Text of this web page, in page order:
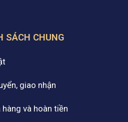
SÁCH CHUNG
giao nhận
và hoàn tiền